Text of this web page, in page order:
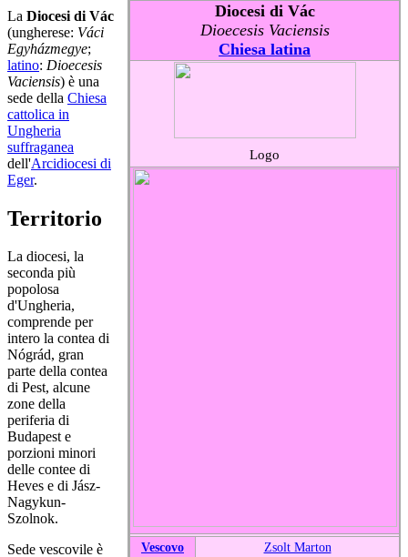
Diocesi di Vác
Dioecesis Vaciensis
Chiesa latina
Logo
Vescovo Zsolt Marton
La Diocesi di Vác
(ungherese: Váci
Egyházmegye;
latino: Dioecesis
Vaciensis) è una
sede della Chiesa
cattolica in
Ungheria
suffraganea
dell'Arcidiocesi di
Eger.
Territorio
La diocesi, la
seconda più
popolosa
d'Ungheria,
comprende per
intero la contea di
Nógrád, gran
parte della contea
di Pest, alcune
zone della
periferia di
Budapest e
porzioni minori
delle contee di
Heves e di Jász-
Nagykun-
Szolnok.
Sede vescovile è